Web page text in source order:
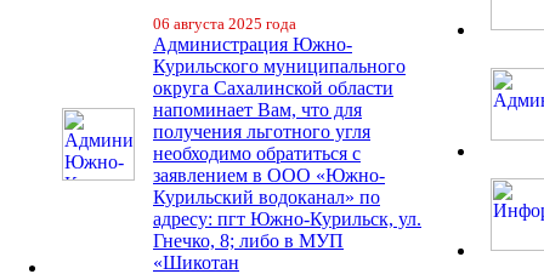
06 августа 2025 года
Администрация Южно-
Курильского муниципального
округа Сахалинской области
напоминает Вам, что для
получения льготного угля
необходимо обратиться с
заявлением в ООО «Южно-
Курильский водоканал» по
адресу: пгт Южно-Курильск, ул.
Гнечко, 8; либо в МУП
«Шикотан